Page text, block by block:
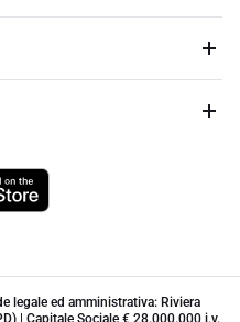
legale ed amministrativa: Riviera
| Capitale Sociale € 28.000.000 i.v.